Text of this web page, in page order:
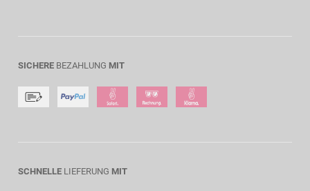
SICHERE BEZAHLUNG MIT
SCHNELLE LIEFERUNG MIT